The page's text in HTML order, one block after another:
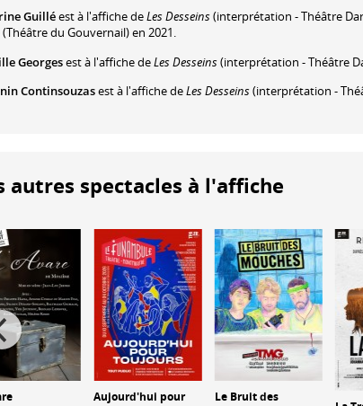
Guilléest à l'affiche deLes Desseins(interprétation - Théâtre
(Théâtre du Gouvernail) en 2021.
Georgesest à l'affiche deLes Desseins(interprétation - Théâtre
Continsouzasest à l'affiche deLes Desseins(interprétation -
autres spectacles à l'affiche
Aujourd'hui pour
Le Bruit des